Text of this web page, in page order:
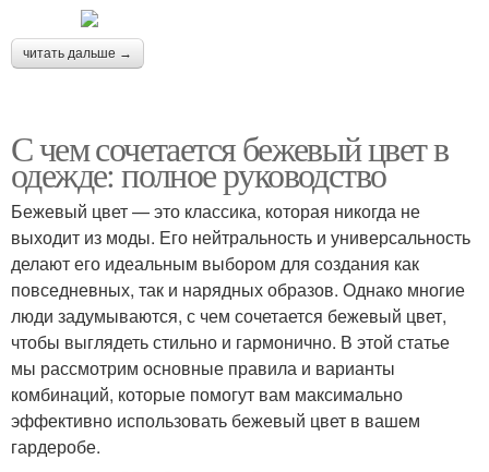
читать дальше →
С чем сочетается бежевый цвет в
одежде: полное руководство
Бежевый цвет — это классика, которая никогда не
выходит из моды. Его нейтральность и универсальность
делают его идеальным выбором для создания как
повседневных, так и нарядных образов. Однако многие
люди задумываются, с чем сочетается бежевый цвет,
чтобы выглядеть стильно и гармонично. В этой статье
мы рассмотрим основные правила и варианты
комбинаций, которые помогут вам максимально
эффективно использовать бежевый цвет в вашем
гардеробе.